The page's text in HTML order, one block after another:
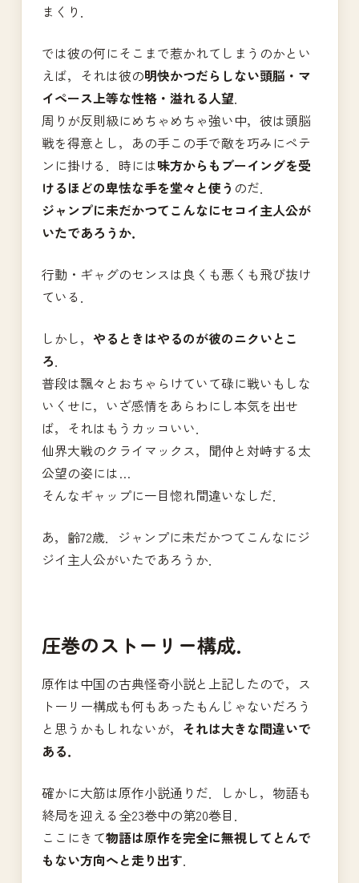
まくり．
では彼の何にそこまで惹かれてしまうのかとい
えば，それは彼の明快かつだらしない頭脳・マ
イペース上等な性格・溢れる人望
周りが反則級にめちゃめちゃ強い中，彼は頭脳
戦を得意とし，あの手この手で敵を巧みにペテ
ンに掛ける．時には味方からもブーイングを受
けるほどの卑怯な手を堂々と使う のだ．
ジャンプに未だかつてこんなにセコイ主人公が
いたであろうか．
行動・ギャグのセンスは良くも悪くも飛び抜け
ている．
しかし， やるときはやるのが彼のニクいとこ
ろ
普段は飄々とおちゃらけていて碌に戦いもしな
いくせに，いざ感情をあらわにし本気を出せ
ば，それはもうカッコいい．
仙界大戦のクライマックス，聞仲と対峙する太
公望の姿には…
そんなギャップに一目惚れ間違いなしだ．
あ，齢72歳．ジャンプに未だかつてこんなにジ
ジイ主人公がいたであろうか．
圧巻のストーリー構成．
原作は中国の古典怪奇小説と上記したので，ス
トーリー構成も何もあったもんじゃないだろう
と思うかもしれないが， それは大きな間違いで
ある．
確かに大筋は原作小説通りだ．しかし，物語も
終局を迎える全23巻中の第20巻目．
ここにきて物語は原作を完全に無視してとんで
もない方向へと走り出す